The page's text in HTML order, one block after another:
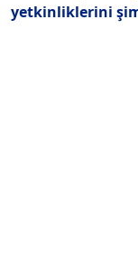
yetkinliklerini